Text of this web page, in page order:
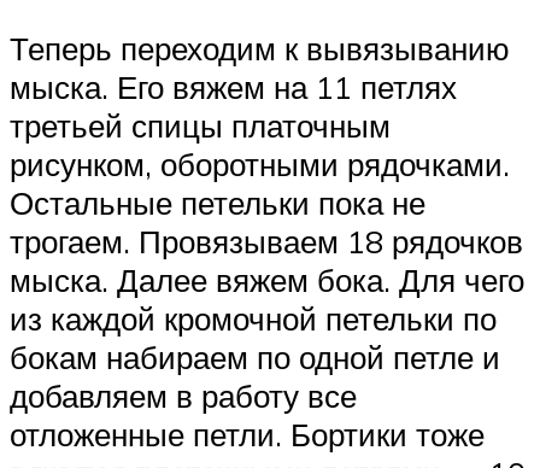
Теперь переходим к вывязыванию
мыска. Его вяжем на 11 петлях
третьей спицы платочным
рисунком, оборотными рядочками.
Остальные петельки пока не
трогаем. Провязываем 18 рядочков
мыска. Далее вяжем бока. Для чего
из каждой кромочной петельки по
бокам набираем по одной петле и
добавляем в работу все
отложенные петли. Бортики тоже